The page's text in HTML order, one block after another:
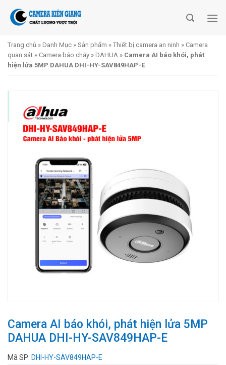
Trang chủ » Danh Mục » Sản phẩm » Thiết bị camera an ninh » Camera
quan sát » Camera báo cháy » DAHUA » Camera AI báo khói, phát
hiện lửa 5MP DAHUA DHI-HY-SAV849HAP-E
Camera AI báo khói, phát hiện lửa 5MP
DAHUA DHI-HY-SAV849HAP-E
Mã SP: DHI-HY-SAV849HAP-E